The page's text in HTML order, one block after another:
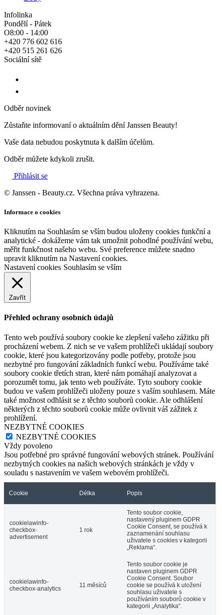
Infolinka
Pondělí - Pátek
O8:00 - 14:00
+420 776 602 616
+420 515 261 626
Sociální sítě
Odběr novinek
Zůstaňte informovaní o aktuálním dění Janssen Beauty!
Vaše data nebudou poskytnuta k dalším účelům.
Odběr můžete kdykoli zrušit.
Přihlásit se
© Janssen - Beauty.cz. Všechna práva vyhrazena.
Informace o cookies
Kliknutím na Souhlasím se vším budou uloženy cookies funkční a
analytické - dokážeme vám tak umožnit pohodlné používání webu,
měřit funkčnost našeho webu. Své preference můžete snadno
upravit kliknutím na Nastavení cookies.
Nastavení cookies Souhlasím se vším
Zavřít
Přehled ochrany osobních údajů
Tento web používá soubory cookie ke zlepšení vašeho zážitku při
procházení webem. Z nich se ve vašem prohlížeči ukládají soubory
cookie, které jsou kategorizovány podle potřeby, protože jsou
nezbytné pro fungování základních funkcí webu. Používáme také
soubory cookie třetích stran, které nám pomáhají analyzovat a
porozumět tomu, jak tento web používáte. Tyto soubory cookie
budou ve vašem prohlížeči uloženy pouze s vaším souhlasem. Máte
také možnost odhlásit se z těchto souborů cookie. Ale odhlášení
některých z těchto souborů cookie může ovlivnit váš zážitek z
prohlížení.
NEZBYTNÉ COOKIES
NEZBYTNÉ COOKIES
Vždy povoleno
Jsou potřebné pro správné fungování webových stránek. Používání
nezbytných cookies na našich webových stránkách je vždy v
souladu s nastavením ve vašem webovém prohlížeči.
Cookie Délka Popis
cookielawinfo-
checkbox-
advertisement
1 rok
Tento soubor cookie,
nastavený pluginem GDPR
Cookie Consent, se používá k
zaznamenání souhlasu
uživatele s cookies v kategorii
„Reklama“.
cookielawinfo-
checkbox-analytics
11 měsíců
Tento soubor cookie je
nastaven pluginem GDPR
Cookie Consent. Soubor
cookie se používá k uložení
souhlasu uživatele s
používáním souborů cookie v
kategorii „Analytika“.